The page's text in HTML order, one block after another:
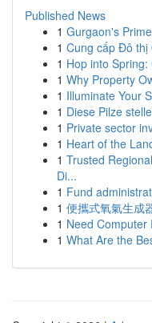
Published News
1 Gurgaon's
1 Cung cấp Đô thị
1 Hop into
1 Why Property
1 Illuminate Your
1 Diese Pilze
1 Private sector
1 Heart of the
1 Trusted
Di...
1 Fund
1 便攜式氧氣生成
1 Need Computer
1 What Are the